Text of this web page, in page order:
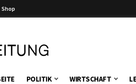
Shop
POLITIK WIRTSCHAFT